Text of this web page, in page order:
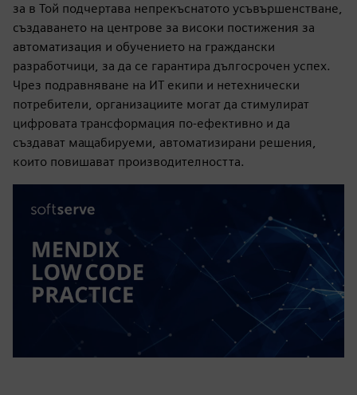
за в Той подчертава непрекъснатото усъвършенстване,
създаването на центрове за високи постижения за
автоматизация и обучението на граждански
разработчици, за да се гарантира дългосрочен успех.
Чрез подравняване на ИТ екипи и нетехнически
потребители, организациите могат да стимулират
цифровата трансформация по-ефективно и да
създават мащабируеми, автоматизирани решения,
които повишават производителността.